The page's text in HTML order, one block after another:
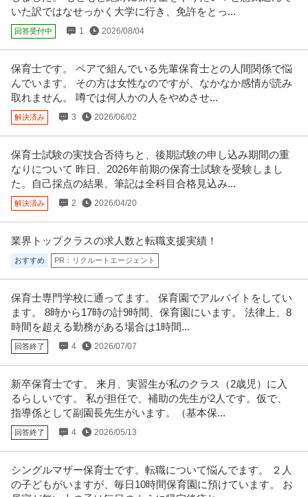
就労移行支援 【勤 …続きを見る
この条件の求人をもっと見る
いた訳ではなせっかく大学に行き、免許をとっ...
回答受付中 1 2026/08/04
保育士です。 ペアで組んでいる先輩保育士との人間関係で悩
んでいます。 その方は女性なのですが、なかなか感情が読み
取れません。 噂では何人かの人をやめさせ...
解決済み 3 2026/06/02
保育士試験の実技合否待ちと、後期試験の申し込み期間の重
なりについて 昨日、2026年前期の保育士試験を受験しまし
た。自己採点の結果、筆記は全科目合格見込み...
解決済み 2 2026/04/20
業界トップクラスの求人数と転職支援実績！
おすすめ PR：リクルートエージェント
保育士専門学校に通ってます。 保育園でアルバイトをしてい
ます。 8時から17時の計9時間、保育園にいます。 法律上、8
時間を超える勤務がある場合は1時間...
回答終了 4 2026/07/07
新卒保育士です。 来月、実習生が私のクラス（2歳児）に入
るらしいです。 私が担任で、補助の先生が2人です。仮で、
指導係として副園長先生がいます。（基本保...
回答終了 4 2026/05/13
シングルマザー保育士です。転職について悩んでます。 ２人
の子どもがいますが、毎日10時間保育園に預けています。 お